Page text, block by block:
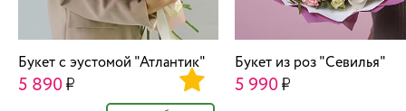
Букет с эустомой "Атлантик"
5 890
Букет из роз "Севилья"
5 990